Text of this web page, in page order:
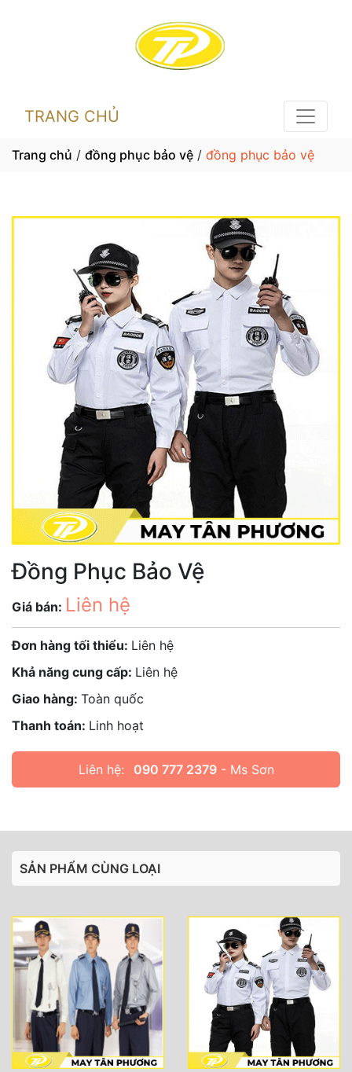
TRANG CHỦ
Trang chủ / đồng phục bảo vệ / đồng phục bảo vệ
Đồng Phục Bảo Vệ
Giá bán: Liên hệ
Đơn hàng tối thiểu: Liên hệ
Khả năng cung cấp: Liên hệ
Giao hàng: Toàn quốc
Thanh toán: Linh hoạt
Liên hệ: 090 777 2379- Ms Sơn
SẢN PHẨM CÙNG LOẠI